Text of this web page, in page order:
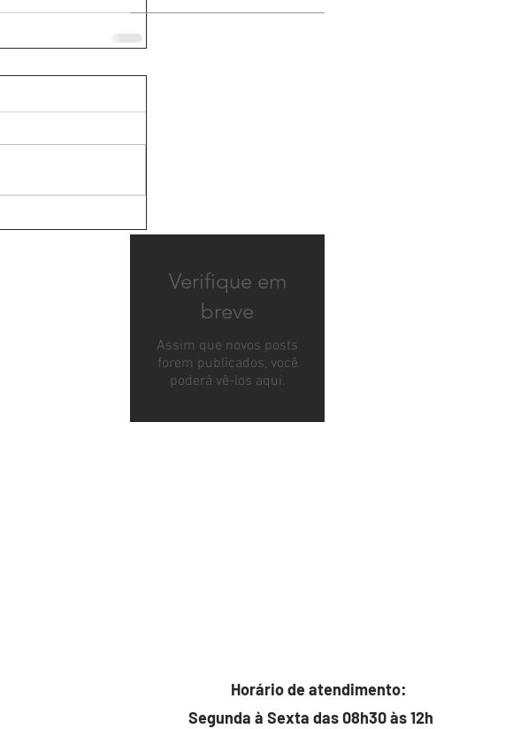
Verifique em
breve
Assim que novos posts
forem publicados, você
poderá vê-los aqui.
Horário de atendimento:
Segunda à Sexta das 08h30 às 12h